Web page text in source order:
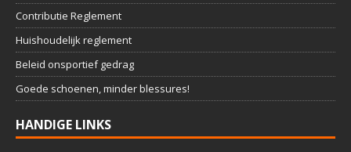
Contributie Reglement
Huishoudelijk reglement
Beleid onsportief gedrag
Goede schoenen, minder blessures!
HANDIGE LINKS